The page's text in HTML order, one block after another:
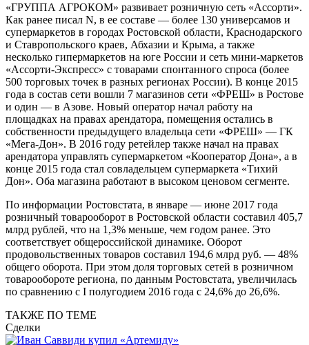
«ГРУППА АГРОКОМ» развивает розничную сеть «Ассорти».
Как ранее писал N, в ее составе — более 130 универсамов и
супермаркетов в городах Ростовской области, Краснодарского
и Ставропольского краев, Абхазии и Крыма, а также
несколько гипермаркетов на юге России и сеть мини-маркетов
«Ассорти-Экспресс» с товарами спонтанного спроса (более
500 торговых точек в разных регионах России). В конце 2015
года в состав сети вошли 7 магазинов сети «ФРЕШ» в Ростове
и один — в Азове. Новый оператор начал работу на
площадках на правах арендатора, помещения остались в
собственности предыдущего владельца сети «ФРЕШ» — ГК
«Мега-Дон». В 2016 году ретейлер также начал на правах
арендатора управлять супермаркетом «Кооператор Дона», а в
конце 2015 года стал совладельцем супермаркета «Тихий
Дон». Оба магазина работают в высоком ценовом сегменте.
По информации Ростовстата, в январе — июне 2017 года
розничный товарооборот в Ростовской области составил 405,7
млрд руб­лей, что на 1,3% меньше, чем годом ранее. Это
соответствует общероссийской динамике. Оборот
продовольственных товаров составил 194,6 млрд руб. — 48%
общего оборота. При этом доля торговых сетей в розничном
товарообороте региона, по данным Ростовстата, увеличилась
по сравнению с I полугодием 2016 года с 24,6% до 26,6%.
ТАКЖЕ ПО ТЕМЕ
Сделки